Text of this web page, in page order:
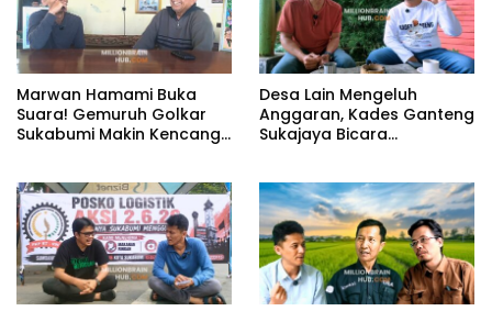
Marwan Hamami Buka
Suara! Gemuruh Golkar
Sukabumi Makin Kencang,
Desa Lain Mengeluh
Anggaran, Kades Ganteng
Sukajaya Bicara